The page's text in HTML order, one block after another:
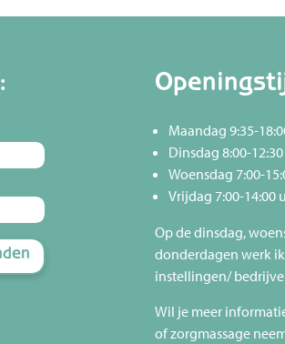
Maandag 9:35-
Dinsdag 8:00-
Woensdag 7:00-
Vrijdag 7:00-14:00
Op de dinsdag,
donderdagen werk
instellingen/
Wil je meer
of zorgmassage